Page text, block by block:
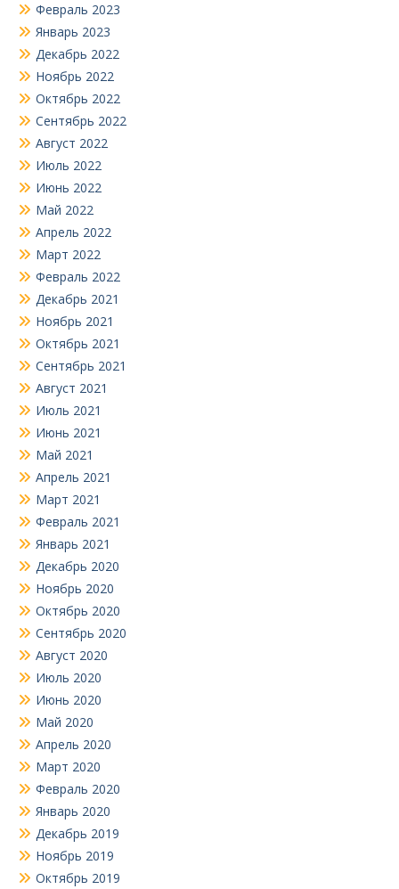
Февраль 2023
Январь 2023
Декабрь 2022
Ноябрь 2022
Октябрь 2022
Сентябрь 2022
Август 2022
Июль 2022
Июнь 2022
Май 2022
Апрель 2022
Март 2022
Февраль 2022
Декабрь 2021
Ноябрь 2021
Октябрь 2021
Сентябрь 2021
Август 2021
Июль 2021
Июнь 2021
Май 2021
Апрель 2021
Март 2021
Февраль 2021
Январь 2021
Декабрь 2020
Ноябрь 2020
Октябрь 2020
Сентябрь 2020
Август 2020
Июль 2020
Июнь 2020
Май 2020
Апрель 2020
Март 2020
Февраль 2020
Январь 2020
Декабрь 2019
Ноябрь 2019
Октябрь 2019